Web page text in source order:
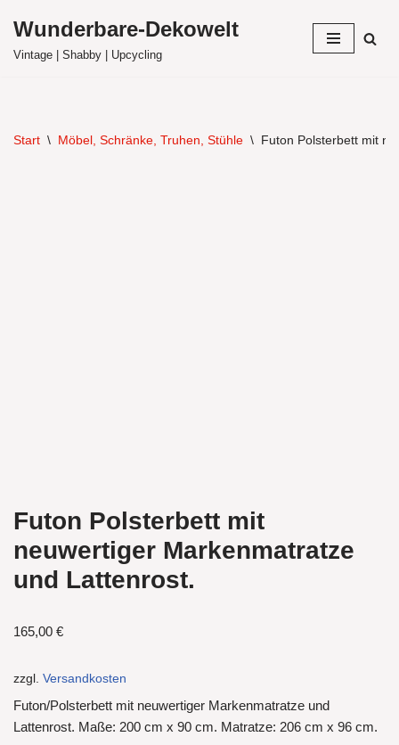
Zum
Wunderbare-Dekowelt
Vintage | Shabby | Upcycling
Start \ Möbel, Schränke, Truhen, Stühle \ Futon Polsterbett mit
Futon Polsterbett mit
neuwertiger Markenmatratze
und Lattenrost.
165,00 €
zzgl. Versandkosten
Futon/Polsterbett mit neuwertiger Markenmatratze und
Lattenrost. Maße: 200 cm x 90 cm. Matratze: 206 cm x 96 cm.